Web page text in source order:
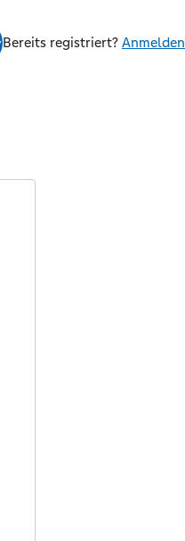
Bereits registriert? Anmelden